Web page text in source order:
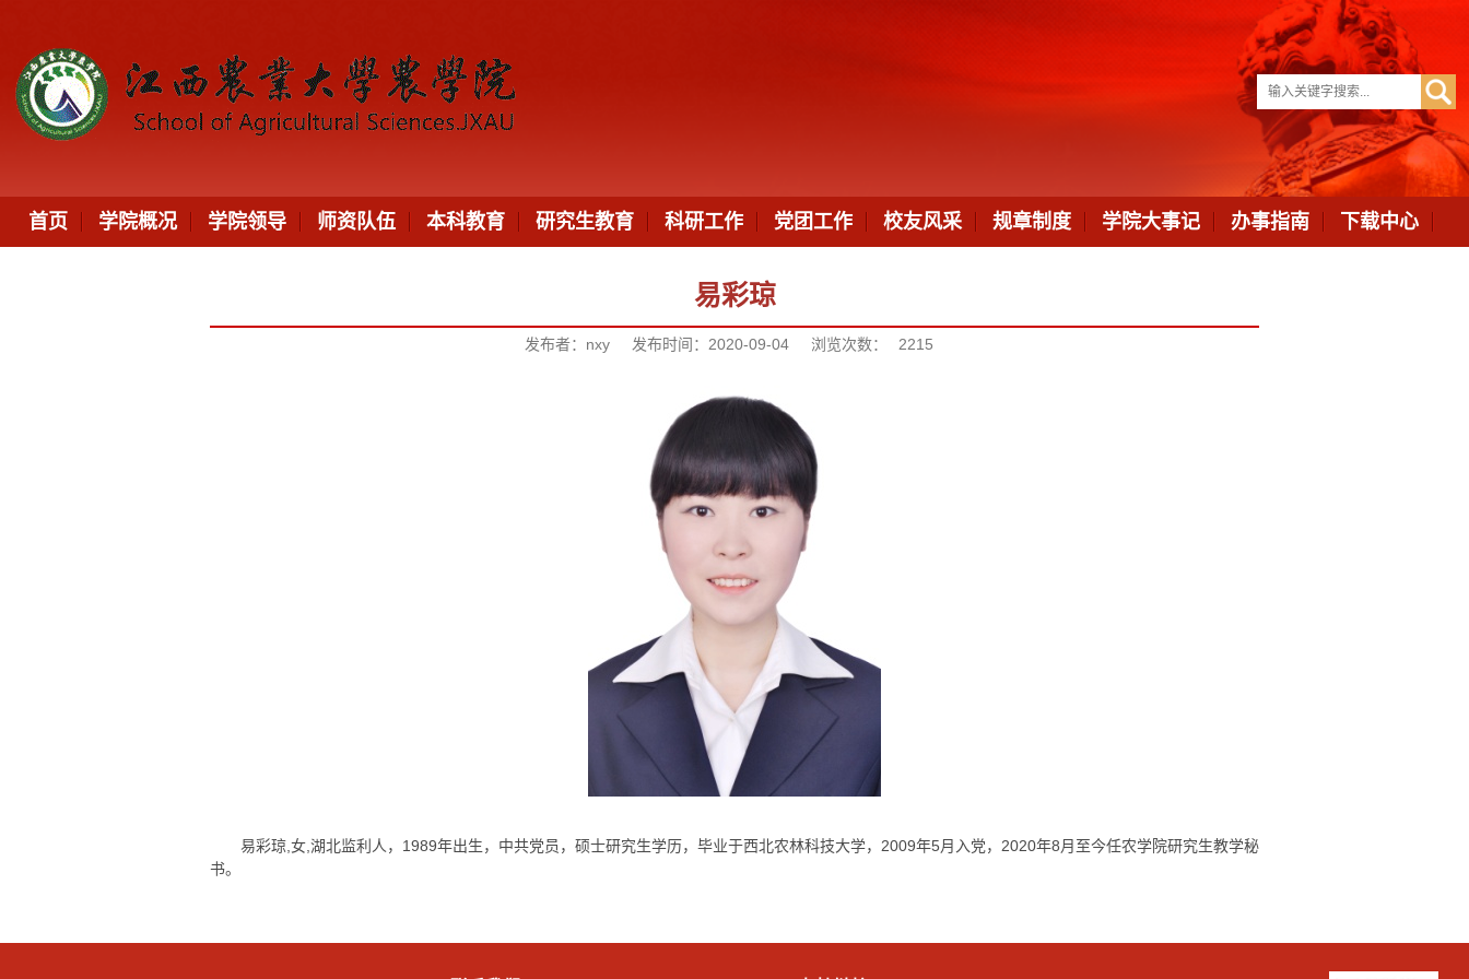
首页 学院概况 学院领导 师资队伍 本科教育 研究生教育 科研工作 党团工作 校友风采 规章制度 学院大事记 办事指南 下载中心
易彩琼
发布者：nxy 发布时间：2020-09-04 浏览次数： 2215
易彩琼,女,湖北监利人，1989年出生，中共党员，硕士研究生学历，毕业于西北农林科技大学，2009年5月入党，2020年8月至今任农学院研究生教学秘
书。